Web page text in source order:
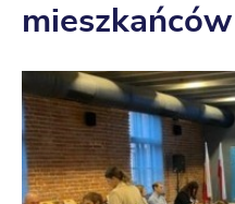
mieszkańców